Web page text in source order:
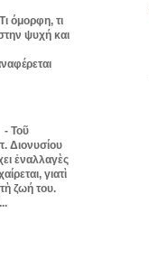
όμορφη, τι
ψυχή και
-Τοῦ
Διονυσίου
ἐναλλαγὲς
γιατὶ
ζωή του.